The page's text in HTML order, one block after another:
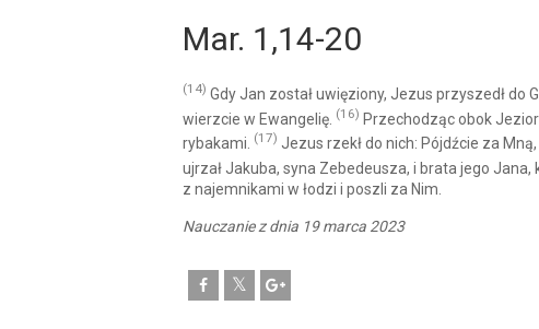
Mar. 1,14-20
(14) Gdy Jan został uwięziony, Jezus przyszedł do
wierzcie w Ewangelię. (16) Przechodząc obok
rybakami. (17) Jezus rzekł do nich: Pójdźcie za
ujrzał Jakuba, syna Zebedeusza, i brata jego Jana,
z najemnikami w łodzi i poszli za Nim.
Nauczanie z dnia 19 marca 2023